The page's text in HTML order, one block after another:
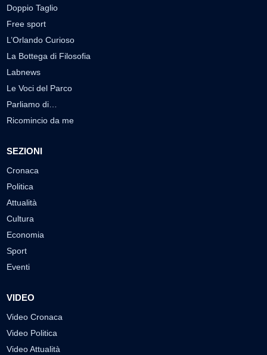
Doppio Taglio
Free sport
L’Orlando Curioso
La Bottega di Filosofia
Labnews
Le Voci del Parco
Parliamo di…
Ricomincio da me
SEZIONI
Cronaca
Politica
Attualità
Cultura
Economia
Sport
Eventi
VIDEO
Video Cronaca
Video Politica
Video Attualità